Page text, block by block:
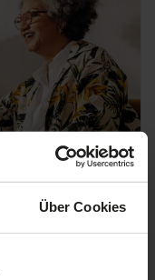
Über Cookies